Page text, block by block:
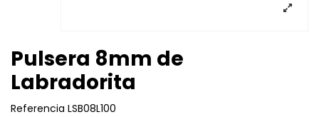
Pulsera 8mm de
Labradorita
Referencia LSB08L100